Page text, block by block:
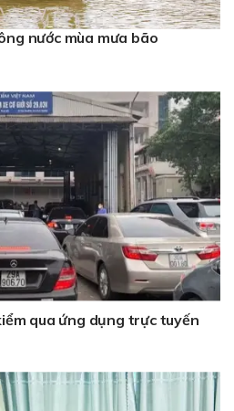
nước mùa mưa bão
qua ứng dụng trực tuyến